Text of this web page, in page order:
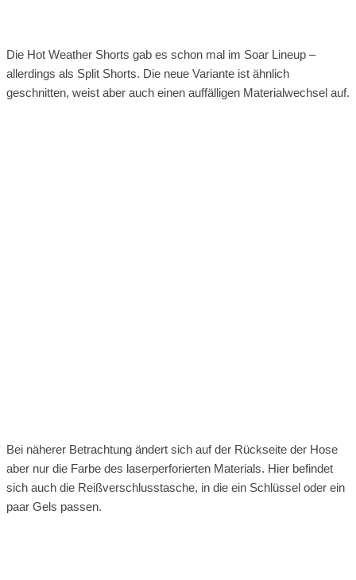
Die Hot Weather Shorts gab es schon mal im Soar Lineup –
allerdings als Split Shorts. Die neue Variante ist ähnlich
geschnitten, weist aber auch einen auffälligen Materialwechsel auf.
Bei näherer Betrachtung ändert sich auf der Rückseite der Hose
aber nur die Farbe des laserperforierten Materials. Hier befindet
sich auch die Reißverschlusstasche, in die ein Schlüssel oder ein
paar Gels passen.